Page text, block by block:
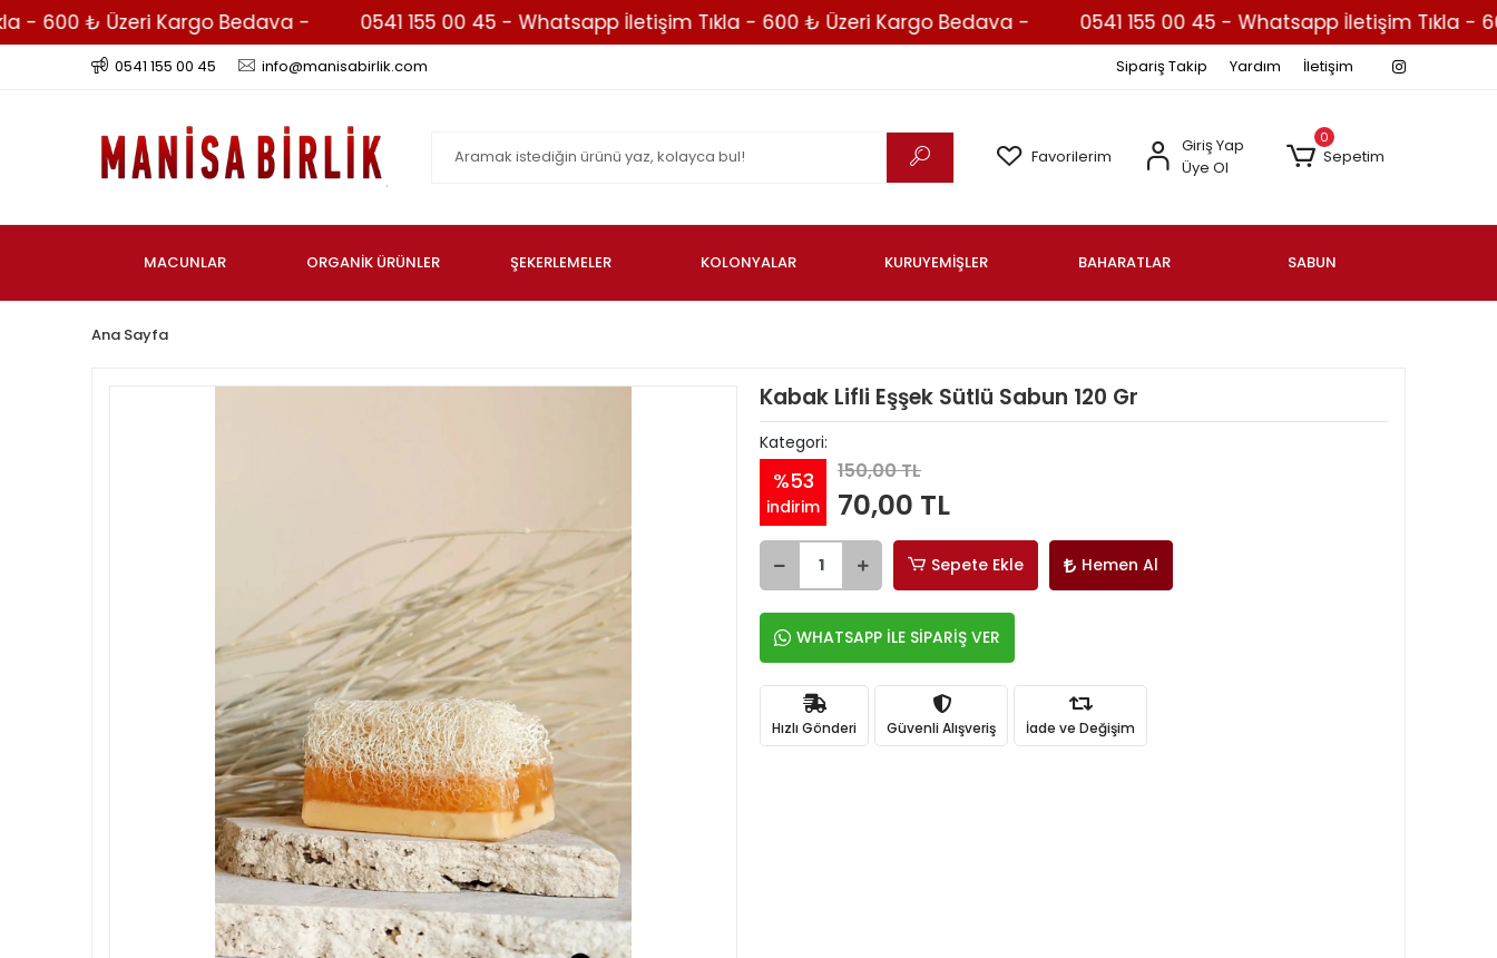
₺ Üzeri Kargo Bedava - 0541 155 00 45 - Whatsapp İletişim Tıkla - 600 ₺ Üzeri Kargo Bedava - 0541 155 00 45 - Whatsapp İletişim Tıkla - 600
0541 155 00 45 info@manisabirlik.com Sipariş Takip Yardım İletişim
Favorilerim
Giriş Yap
Üye Ol
0
Sepetim
MACUNLAR ORGANİK ÜRÜNLER ŞEKERLEMELER KOLONYALAR KURUYEMİŞLER BAHARATLAR SABUN
Ana Sayfa
Kabak Lifli Eşşek Sütlü Sabun 120 Gr
Kategori:
%53
indirim
150,00 TL
70,00 TL
Sepete Ekle Hemen Al
WHATSAPP İLE SİPARİŞ VER
Hızlı Gönderi Güvenli Alışveriş İade ve Değişim